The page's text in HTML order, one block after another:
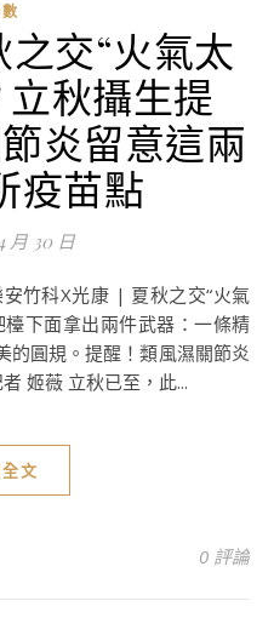
交“火氣太
秋攝生提
炎留意這兩
疫苗點
月 30 日
下面拿出兩件武器：一條精
的圓規。提醒！類風濕關節炎
姬薇 立秋已至，此...
文
0 評論